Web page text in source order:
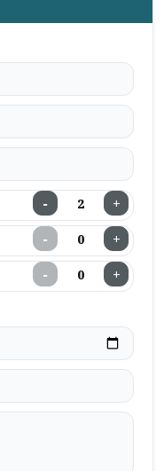
− +
− +
− +